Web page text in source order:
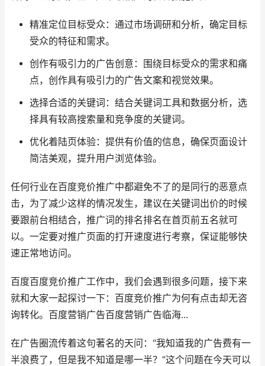
精准定位目标受众：通过市场调研和分析，确定目标
受众的特征和需求。
创作有吸引力的广告创意：围绕目标受众的需求和痛
点，创作具有吸引力的广告文案和视觉效果。
选择合适的关键词：结合关键词工具和数据分析，选
择具有较高搜索量和竞争度的关键词。
优化着陆页体验：提供有价值的信息，确保页面设计
简洁美观，提升用户浏览体验。
任何行业在百度竞价推广中都避免不了的是同行的恶意点
击，为了减少这样的情况发生，建议在关键词出价的时候
要跟前台相结合，推广词的排名排名在首页前五名就可
以。一定要对推广页面的打开速度进行考察，保证能够快
速正常地访问。
百度百度竞价推广工作中，我们会遇到很多问题，接下来
就和大家一起探讨一下：百度竞价推广为何有点击却无咨
询转化。百度营销广告百度营销广告临海...
在广告圈流传着这句著名的天问：“我知道我的广告费有一
半浪费了，但是我不知道是哪一半？”这个问题在今天可以